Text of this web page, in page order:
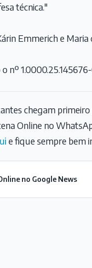
técnica."
Emmerich e
nº
chegam
Online no
e fique sempre bem
no Google News